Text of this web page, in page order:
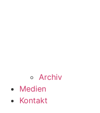
Archiv
Medien
Kontakt